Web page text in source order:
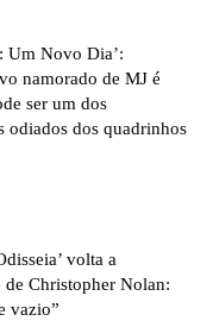
Um Novo Dia’:
namorado de MJ é
ser um dos
odiados dos quadrinhos
volta a
Christopher Nolan:
vazio”